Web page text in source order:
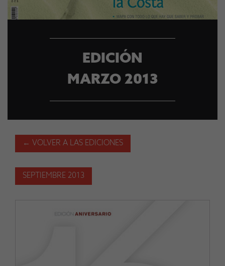
EDICIÓN
MARZO 2013
← VOLVER A LAS EDICIONES
SEPTIEMBRE 2013